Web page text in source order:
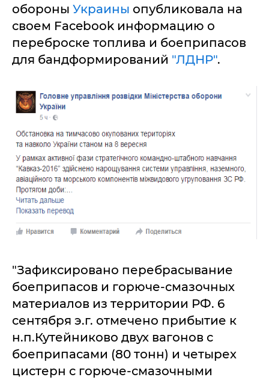
обороны Украины опубликовала на
своем Facebook информацию о
переброске топлива и боеприпасов
для бандформирований "ЛДНР".
"Зафиксировано перебрасывание
боеприпасов и горюче-смазочных
материалов из территории РФ. 6
сентября э.г. отмечено прибытие к
н.п.Кутейниково двух вагонов с
боеприпасами (80 тонн) и четырех
цистерн с горюче-смазочными